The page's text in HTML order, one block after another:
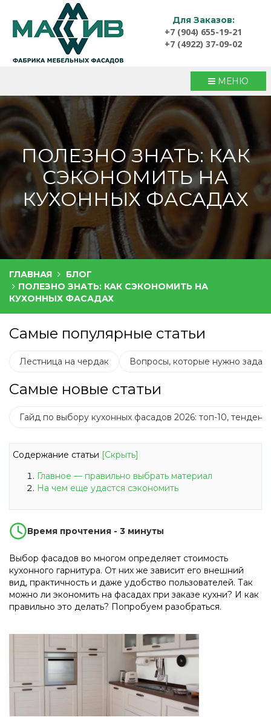
Для Заказов:
+7 (904) 655-19-21
+7 (4922) 37-09-02
МЕНЮ
ПОЛЕЗНО ЗНАТЬ: КАК
СЭКОНОМИТЬ НА
КУХОННЫХ ФАСАДАХ
ГЛАВНАЯ
БЛОГ
ПОЛЕЗНО ЗНАТЬ: КАК СЭКОНОМИТЬ НА
КУХОННЫХ ФАСАДАХ
Самые популярные статьи
Лестница на чердак Вопросы, которые нужно
Самые новые статьи
Гайд по выбору кухонных фасадов 2026: топ-10,
Содержание статьи [Скрыть]
Главное — правильно выбрать материал
На чем еще удастся сэкономить
Время прочтения - 3 минуты
Выбор фасадов во многом определяет стоимость
кухонного гарнитура. От них же зависит его внешний
вид, практичность и даже удобство пользователей. Так
можно ли экономить на фасадах при заказе кухни? И как
правильно это делать? Попробуем разобраться.